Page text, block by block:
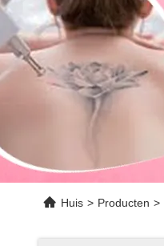
Huis > Producten >